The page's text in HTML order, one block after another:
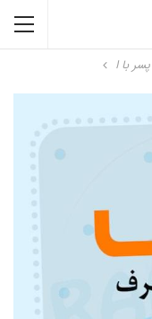
با ا